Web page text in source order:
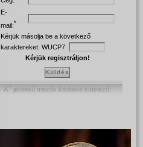
E-
mail:*
Kérjük másolja be a következő
karaktereket: WUCP7
Kérjük regisztráljon!
Küldés
A * jelölésű mezők kitöltése kötelező!